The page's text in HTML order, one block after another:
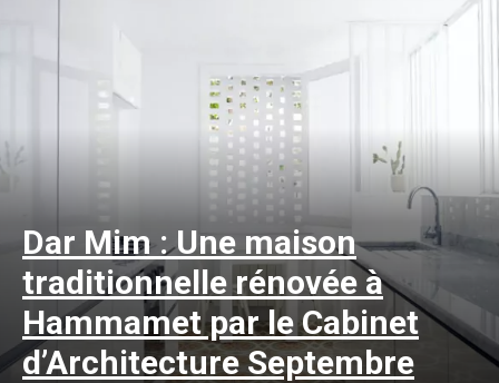
Dar Mim : Une maison
traditionnelle rénovée à
Hammamet par le Cabinet
d’Architecture Septembre